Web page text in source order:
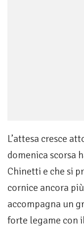
L’attesa cresce
domenica scorsa
Chinetti e che si
cornice ancora
accompagna un
forte legame con